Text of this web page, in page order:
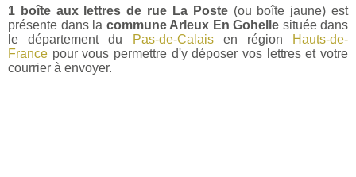
1 boîte aux lettres de rue La Poste(ou boîte jaune) est
présente dans la commune Arleux En Gohelle située dans
le département du
Pas-de-Calaisen région
Hauts-de-
France pour vous permettre d'y déposer vos lettres et votre
courrier à envoyer.